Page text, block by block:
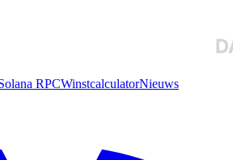
RPCWinstcalculatorNieuws